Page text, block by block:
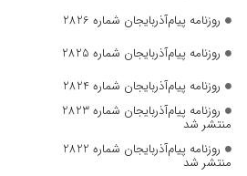
روزنامه پیام‌آذربایجان شماره 2826
روزنامه پیام‌آذربایجان شماره 2825
روزنامه پیام‌آذربایجان شماره 2824
روزنامه پیام‌آذربایجان شماره 2823
منتشر شد
روزنامه پیام‌آذربایجان شماره 2822
منتشر شد